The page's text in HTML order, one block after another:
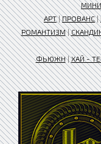
АРТ|ПРОВАНС|
РОМАНТИЗМ|
ФЬЮЖН|ХАЙ -